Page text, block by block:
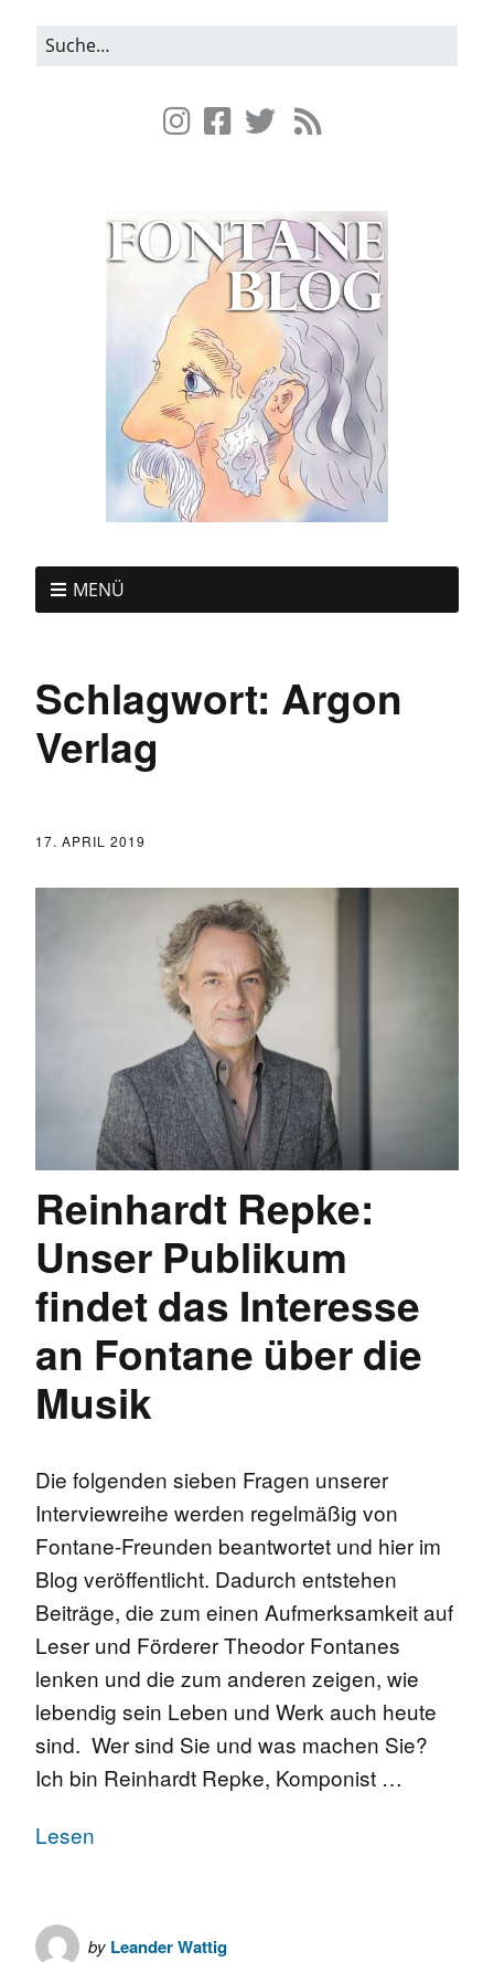
MENÜ
Schlagwort: Argon
Verlag
17. APRIL 2019
Reinhardt Repke:
Unser Publikum
findet das Interesse
an Fontane über die
Musik
Die folgenden sieben Fragen unserer
Interviewreihe werden regelmäßig von
Fontane-Freunden beantwortet und hier im
Blog veröffentlicht. Dadurch entstehen
Beiträge, die zum einen Aufmerksamkeit auf
Leser und Förderer Theodor Fontanes
lenken und die zum anderen zeigen, wie
lebendig sein Leben und Werk auch heute
sind. Wer sind Sie und was machen Sie?
Ich bin Reinhardt Repke, Komponist …
Lesen
by Leander Wattig